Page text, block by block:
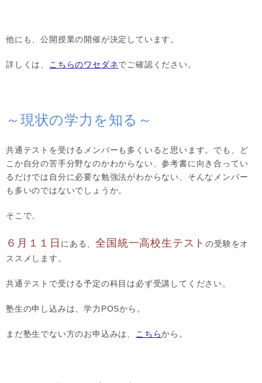
他にも、公開授業の開催が決定しています。
詳しくは、 こちらのワセダネでご確認ください。
～現状の学力を知る～
共通テストを受けるメンバーも多くいると思います。でも、ど
こか自分の苦手分野なのかわからない、参考書に向き合ってい
るだけでは自分に必要な勉強法がわからない、そんなメンバー
も多いのではないでしょうか。
そこで、
６月１１日 にある、全国統一高校生テストの受験をオ
ススメします。
共通テストで受ける予定の科目は必ず受講してください。
塾生の申し込みは、学力POSから。
まだ塾生でない方のお申込みは、 こちらから。